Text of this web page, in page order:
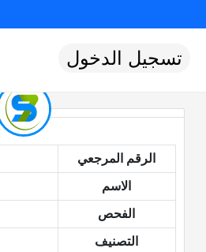
تسجيل الدخول
الرقم المرجعي
الاسم
الفحص
التصنيف